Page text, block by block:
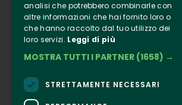
Clappit
Information
Follow Us
Facebook
analisi che potrebbero combinarle con
altre informazioni che hai fornito loro o
che hanno raccolto dal tuo utilizzo dei
loro servizi. Leggi di più
MOSTRA TUTTI I PARTNER (1658) →
STRETTAMENTE NECESSARI